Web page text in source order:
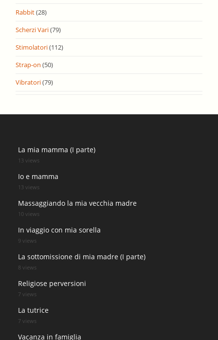
Rabbit(28)
Scherzi Vari(79)
Stimolatori(112)
Strap-on (50)
Vibratori(79)
La mia mamma (I parte)
13 views
Io e mamma
13 views
Massaggiando la mia vecchia madre
10 views
In viaggio con mia sorella
9 views
La sottomissione di mia madre (I parte)
8 views
Religiose perversioni
7 views
La tutrice
7 views
Vacanza in famiglia